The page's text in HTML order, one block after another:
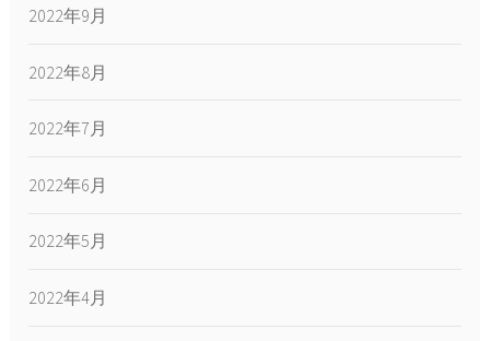
2022年9月
2022年8月
2022年7月
2022年6月
2022年5月
2022年4月